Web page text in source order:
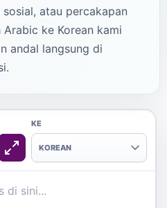
atau percakapan
ke Korean kami
andal langsung di
KE
KOREAN